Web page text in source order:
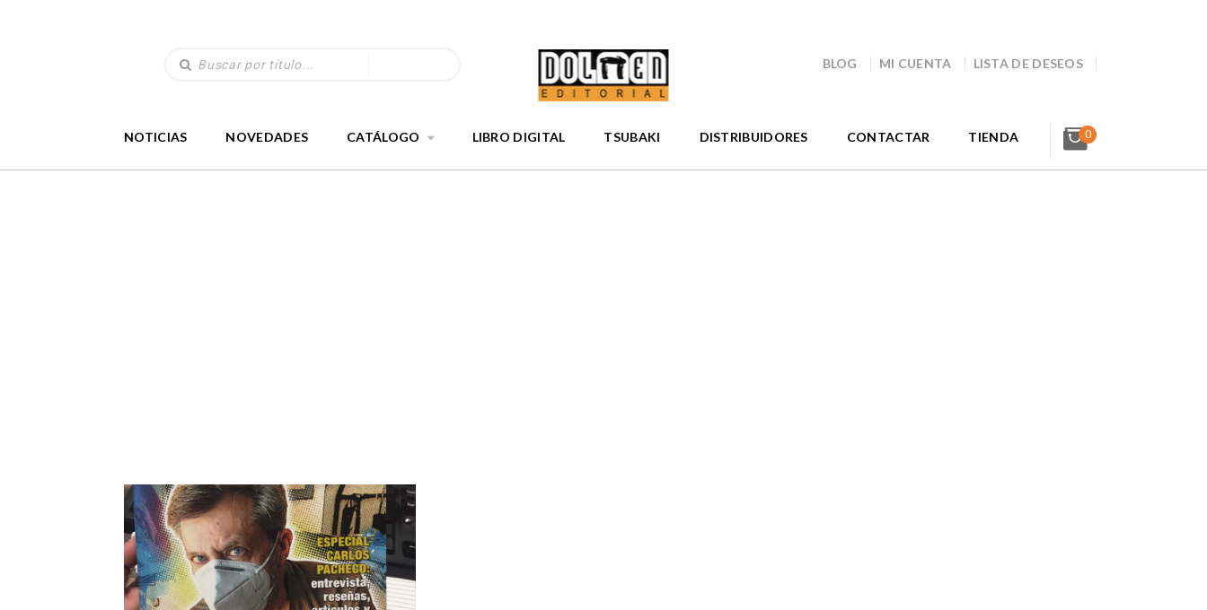
BLOG MI CUENTA LISTA DE DESEOS
NOTICIAS NOVEDADES CATÁLOGO LIBRO DIGITAL TSUBAKI DISTRIBUIDORES CONTACTAR TIENDA 0